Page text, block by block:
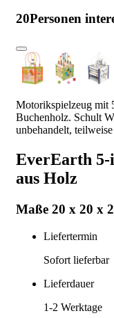
20Personen
Motorikspielzeug mit
Buchenholz. Schult
unbehandelt,
EverEarth
aus Holz
Maße 20 x 20 x
Liefertermin
Sofort lieferbar
Lieferdauer
1-2 Werktage